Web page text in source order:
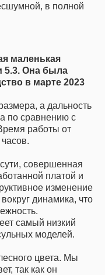
в полной
маленькая
5.3. Она была
в марте 2023
а дальность
по сравнению с
работы от
совершенная
платой и
изменение
динамика, что
самый низкий
моделей.
цвета. Мы
так как он